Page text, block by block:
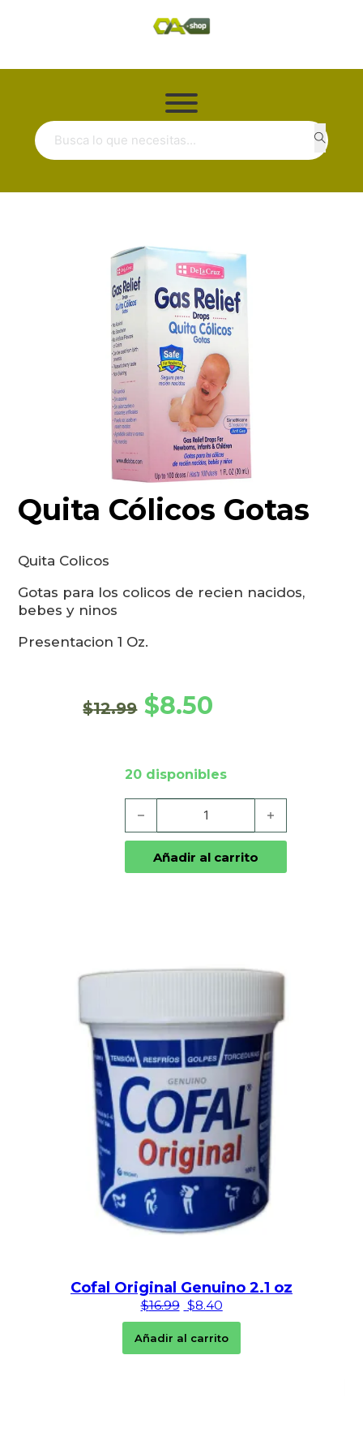
Buscar ...
Quita Cólicos Gotas
Quita Colicos
Gotas para los colicos de recien nacidos,
bebes y ninos
Presentacion 1 Oz.
$12.99
El precio original era:
$8.50
20 disponibles
Quita Cólicos Gotas cantidad
Añadir al carrito
Cofal Original Genuino 2.1 oz
$16.99 El precio original era: $16.99.
$8.40El precio actual es:
Añadir al carrito